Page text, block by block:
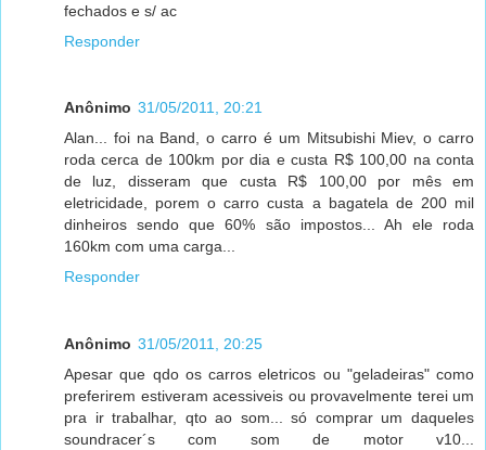
fechados e s/ ac
Responder
Anônimo 31/05/2011, 20:21
Alan... foi na Band, o carro é um Mitsubishi Miev, o carro
roda cerca de 100km por dia e custa R$ 100,00 na conta
de luz, disseram que custa R$ 100,00 por mês em
eletricidade, porem o carro custa a bagatela de 200 mil
dinheiros sendo que 60% são impostos... Ah ele roda
160km com uma carga...
Responder
Anônimo 31/05/2011, 20:25
Apesar que qdo os carros eletricos ou "geladeiras" como
preferirem estiveram acessiveis ou provavelmente terei um
pra ir trabalhar, qto ao som... só comprar um daqueles
soundracer´s com som de motor v10...